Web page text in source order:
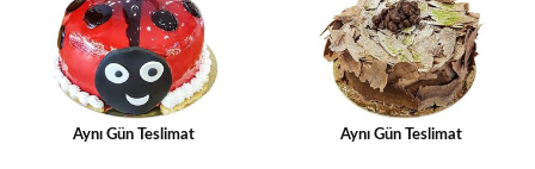
Aynı Gün Teslimat Aynı Gün Teslimat